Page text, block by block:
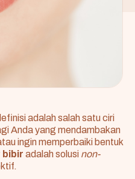
adalah salah satu ciri
Anda yang mendambakan
ingin memperbaiki bentuk
bibir adalah solusi non-